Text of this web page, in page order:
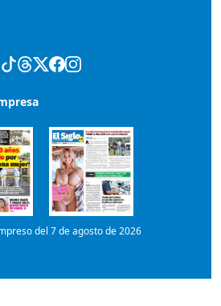
del 7 de agosto de 2026